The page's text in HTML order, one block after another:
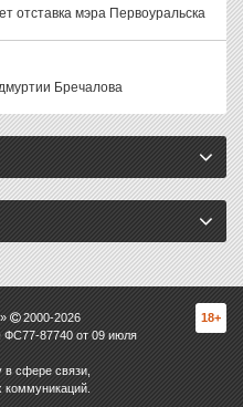
отставка мэра Первоуральска
Бречалова
2000-2026
87740 от 09 июля
сфере связи,
18+